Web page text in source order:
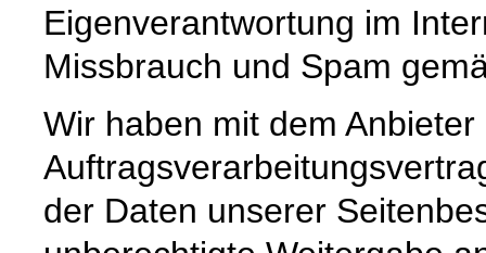
Eigenverantwortung im
Missbrauch und Spam
Wir haben mit dem Anbieter
der Daten unserer